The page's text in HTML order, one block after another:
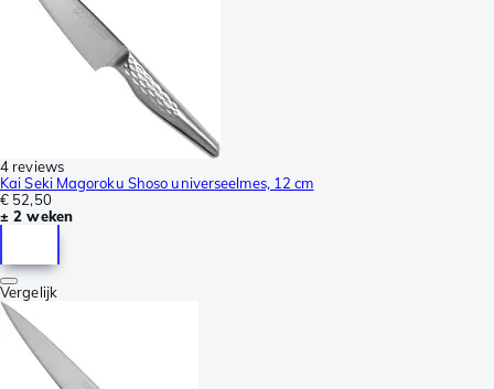
4 reviews
Kai Seki Magoroku Shoso universeelmes, 12 cm
€ 52,50
± 2 weken
Vergelijk